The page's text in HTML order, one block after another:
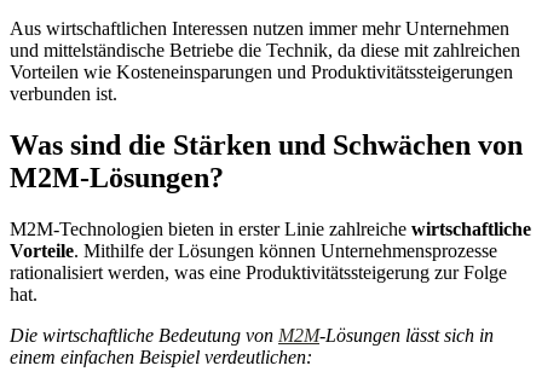
Aus wirtschaftlichen Interessen nutzen immer mehr Unternehmen
und mittelständische Betriebe die Technik, da diese mit zahlreichen
Vorteilen wie Kosteneinsparungen und Produktivitätssteigerungen
verbunden ist.
Was sind die Stärken und Schwächen von
M2M-Lösungen?
M2M-Technologien bieten in erster Linie zahlreiche wirtschaftliche
Vorteile. Mithilfe der Lösungen können Unternehmensprozesse
rationalisiert werden, was eine Produktivitätssteigerung zur Folge
hat.
Die wirtschaftliche Bedeutung von M2M-Lösungen lässt sich in
einem einfachen Beispiel verdeutlichen: